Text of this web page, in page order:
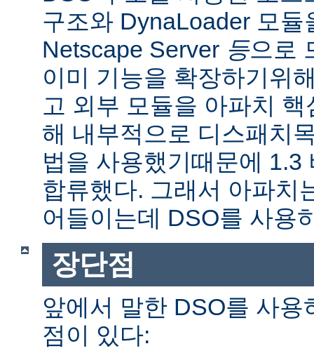
구조와 DynaLoader 모듈
Netscape Server 등으로
이미 기능을 확장하기위
고 외부 모듈을 아파치
해 내부적으로 디스패치
법을 사용했기때문에 1.3
합류했다. 그래서 아파치
어들이는데 DSO를 사용
장단점
앞에서 말한 DSO를 사
점이 있다: